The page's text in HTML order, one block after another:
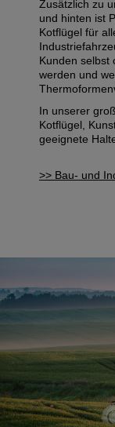
Zusätzlich zu
und hinten ist
Kotflügel für
Kunden selbst
werden und
In unserer
Kotflügel,
geeignete
>> Bau- und